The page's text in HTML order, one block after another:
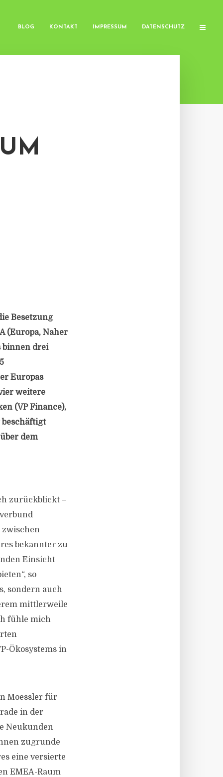
BLOG KONTAKT IMPRESSUM DATENSCHUTZ
Besetzung
(Europa, Naher
binnen drei
Europas
weitere
(VP Finance),
beschäftigt
dem
zurückblickt –
zwischen
bekannter zu
Einsicht
so
sondern auch
mittlerweile
fühle mich
Ökosystems in
Moessler für
in der
Neukunden
zugrunde
eine versierte
EMEA-Raum